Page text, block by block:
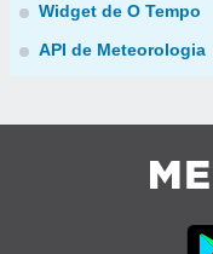
Widget de O Tempo
API de Meteorologia